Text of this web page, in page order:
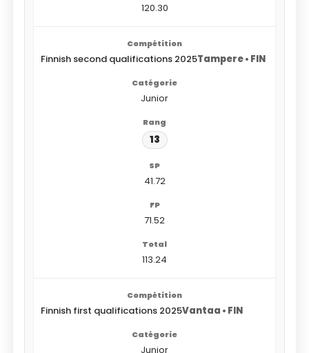
120.30
Finnish second qualifications 2025Tampere • FIN
Junior
13
41.72
71.52
113.24
Finnish first qualifications 2025Vantaa • FIN
Junior